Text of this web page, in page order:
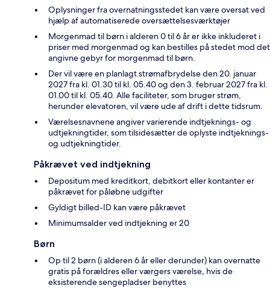
Oplysninger fra overnatningsstedet kan være oversat ved
hjælp af automatiserede oversættelsesværktøjer
Morgenmad til børn i alderen 0 til 6 år er ikke inkluderet i
priser med morgenmad og kan bestilles på stedet mod det
angivne gebyr for morgenmad til børn.
Der vil være en planlagt strømafbrydelse den 20. januar
2027 fra kl. 01.30 til kl. 05.40 og den 3. februar 2027 fra kl.
01.00 til kl. 05.40. Alle faciliteter, som bruger strøm,
herunder elevatoren, vil være ude af drift i dette tidsrum.
Værelsesnavnene angiver varierende indtjeknings- og
udtjekningtider, som tilsidesætter de oplyste indtjeknings-
og udtjekningtider.
Påkrævet ved indtjekning
Depositum med kreditkort, debitkort eller kontanter er
påkrævet for påløbne udgifter
Gyldigt billed-ID kan være påkrævet
Minimumsalder ved indtjekning er 20
Børn
Op til 2 børn (i alderen 6 år eller derunder) kan overnatte
gratis på forældres eller værgers værelse, hvis de
eksisterende sengepladser benyttes